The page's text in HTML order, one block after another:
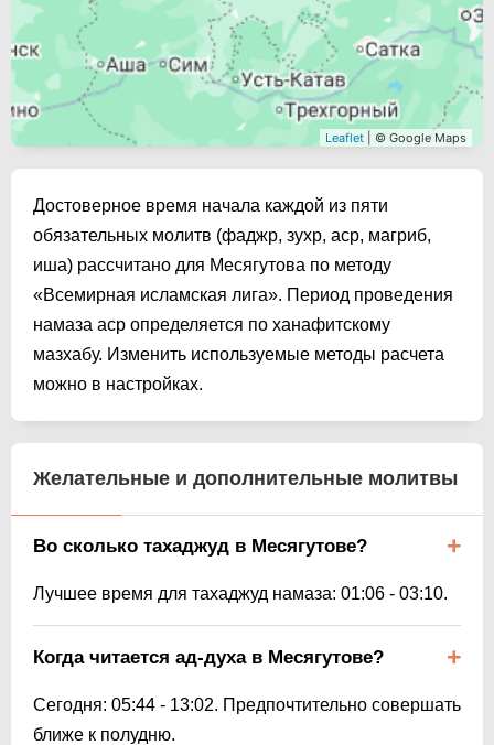
Leaflet | © Google Maps
Достоверное время начала каждой из пяти
обязательных молитв (фаджр, зухр, аср, магриб,
иша) рассчитано для Месягутова по методу
«Всемирная исламская лига». Период проведения
намаза аср определяется по ханафитскому
мазхабу. Изменить используемые методы расчета
можно в настройках.
Желательные и дополнительные молитвы
Во сколько тахаджуд в Месягутове?
Лучшее время для тахаджуд намаза: 01:06 - 03:10.
Когда читается ад-духа в Месягутове?
Сегодня: 05:44 - 13:02. Предпочтительно совершать
ближе к полудню.